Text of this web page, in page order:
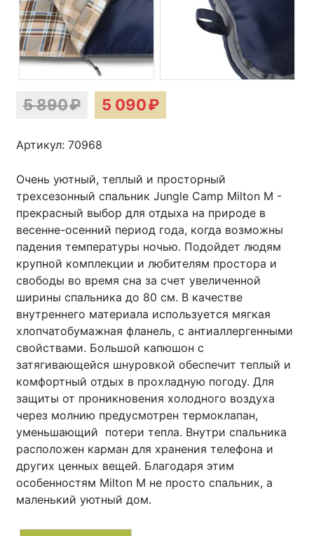
5 890₽ 5 090₽
Артикул: 70968
Очень уютный, теплый и просторный
трехсезонный спальник Jungle Camp Milton M -
прекрасный выбор для отдыха на природе в
весенне-осенний период года, когда возможны
падения температуры ночью. Подойдет людям
крупной комплекции и любителям простора и
свободы во время сна за счет увеличенной
ширины спальника до 80 см. В качестве
внутреннего материала используется мягкая
хлопчатобумажная фланель, с антиаллергенными
свойствами. Большой капюшон с
затягивающейся шнуровкой обеспечит теплый и
комфортный отдых в прохладную погоду. Для
защиты от проникновения холодного воздуха
через молнию предусмотрен термоклапан,
уменьшающий потери тепла. Внутри спальника
расположен карман для хранения телефона и
других ценных вещей. Благодаря этим
особенностям Milton M не просто спальник, а
маленький уютный дом.